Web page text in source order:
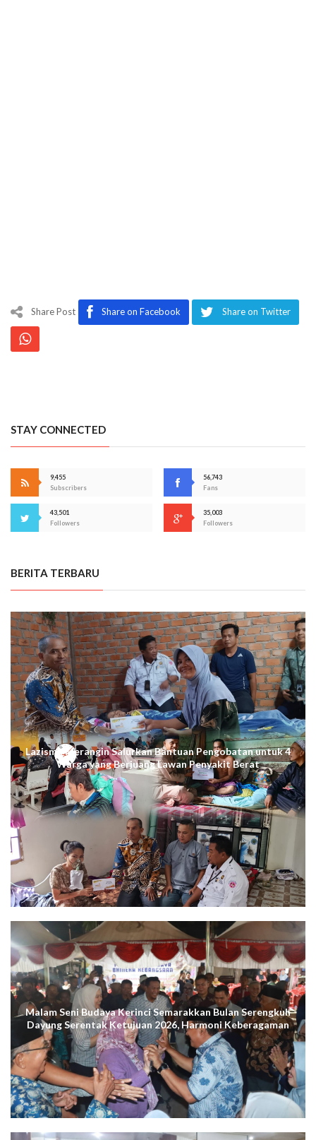
Share Post Share on Facebook Share on Twitter
STAY CONNECTED
9,455
Subscribers
56,743
Fans
43,501
Followers
35,003
Followers
BERITA TERBARU
Lazismu Merangin Salurkan Bantuan Pengobatan untuk 4
Warga yang Berjuang Lawan Penyakit Berat
Malam Seni Budaya Kerinci Semarakkan Bulan Serengkuh
Dayung Serentak Ketujuan 2026, Harmoni Keberagaman
Terus Menggema di Kuala Tungkal